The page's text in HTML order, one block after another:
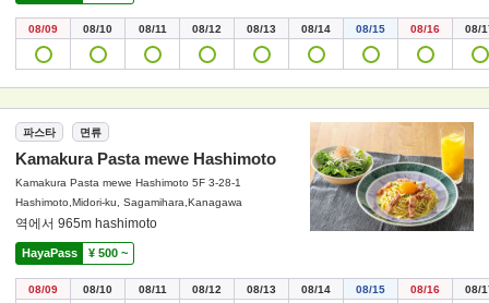
08/09 08/10 08/11 08/12 08/13 08/14 08/15 08/16 08/
파스타 면류
Kamakura Pasta mewe Hashimoto
Kamakura Pasta mewe Hashimoto 5F 3-28-1
Hashimoto,Midori-ku, Sagamihara,Kanagawa
역에서 965m hashimoto
HayaPass ¥ 500 ~
08/09 08/10 08/11 08/12 08/13 08/14 08/15 08/16 08/